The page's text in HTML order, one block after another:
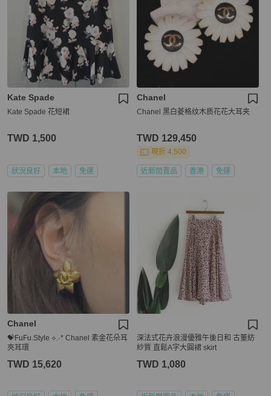
Kate Spade
Kate Spade 花短裙
TWD 1,500
狀況良好 本地 免運
Chanel
Chanel 黑白菱格纹木质花花大耳夹
TWD 129,450
現折 4,500
近新閒置品 香港 免運
Chanel
💝FuFu.Style ⟡.·* Chanel 素金花朵耳
夾耳環
TWD 15,620
深法式花卉浪漫優雅午後日和 古董紡
紗質 直鬆A字大圓裙 skirt
TWD 1,080